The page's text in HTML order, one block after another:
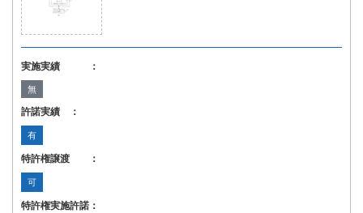
実施実績 ：
無
許諾実績 ：
有
特許権譲渡 ：
可
特許権実施許諾：